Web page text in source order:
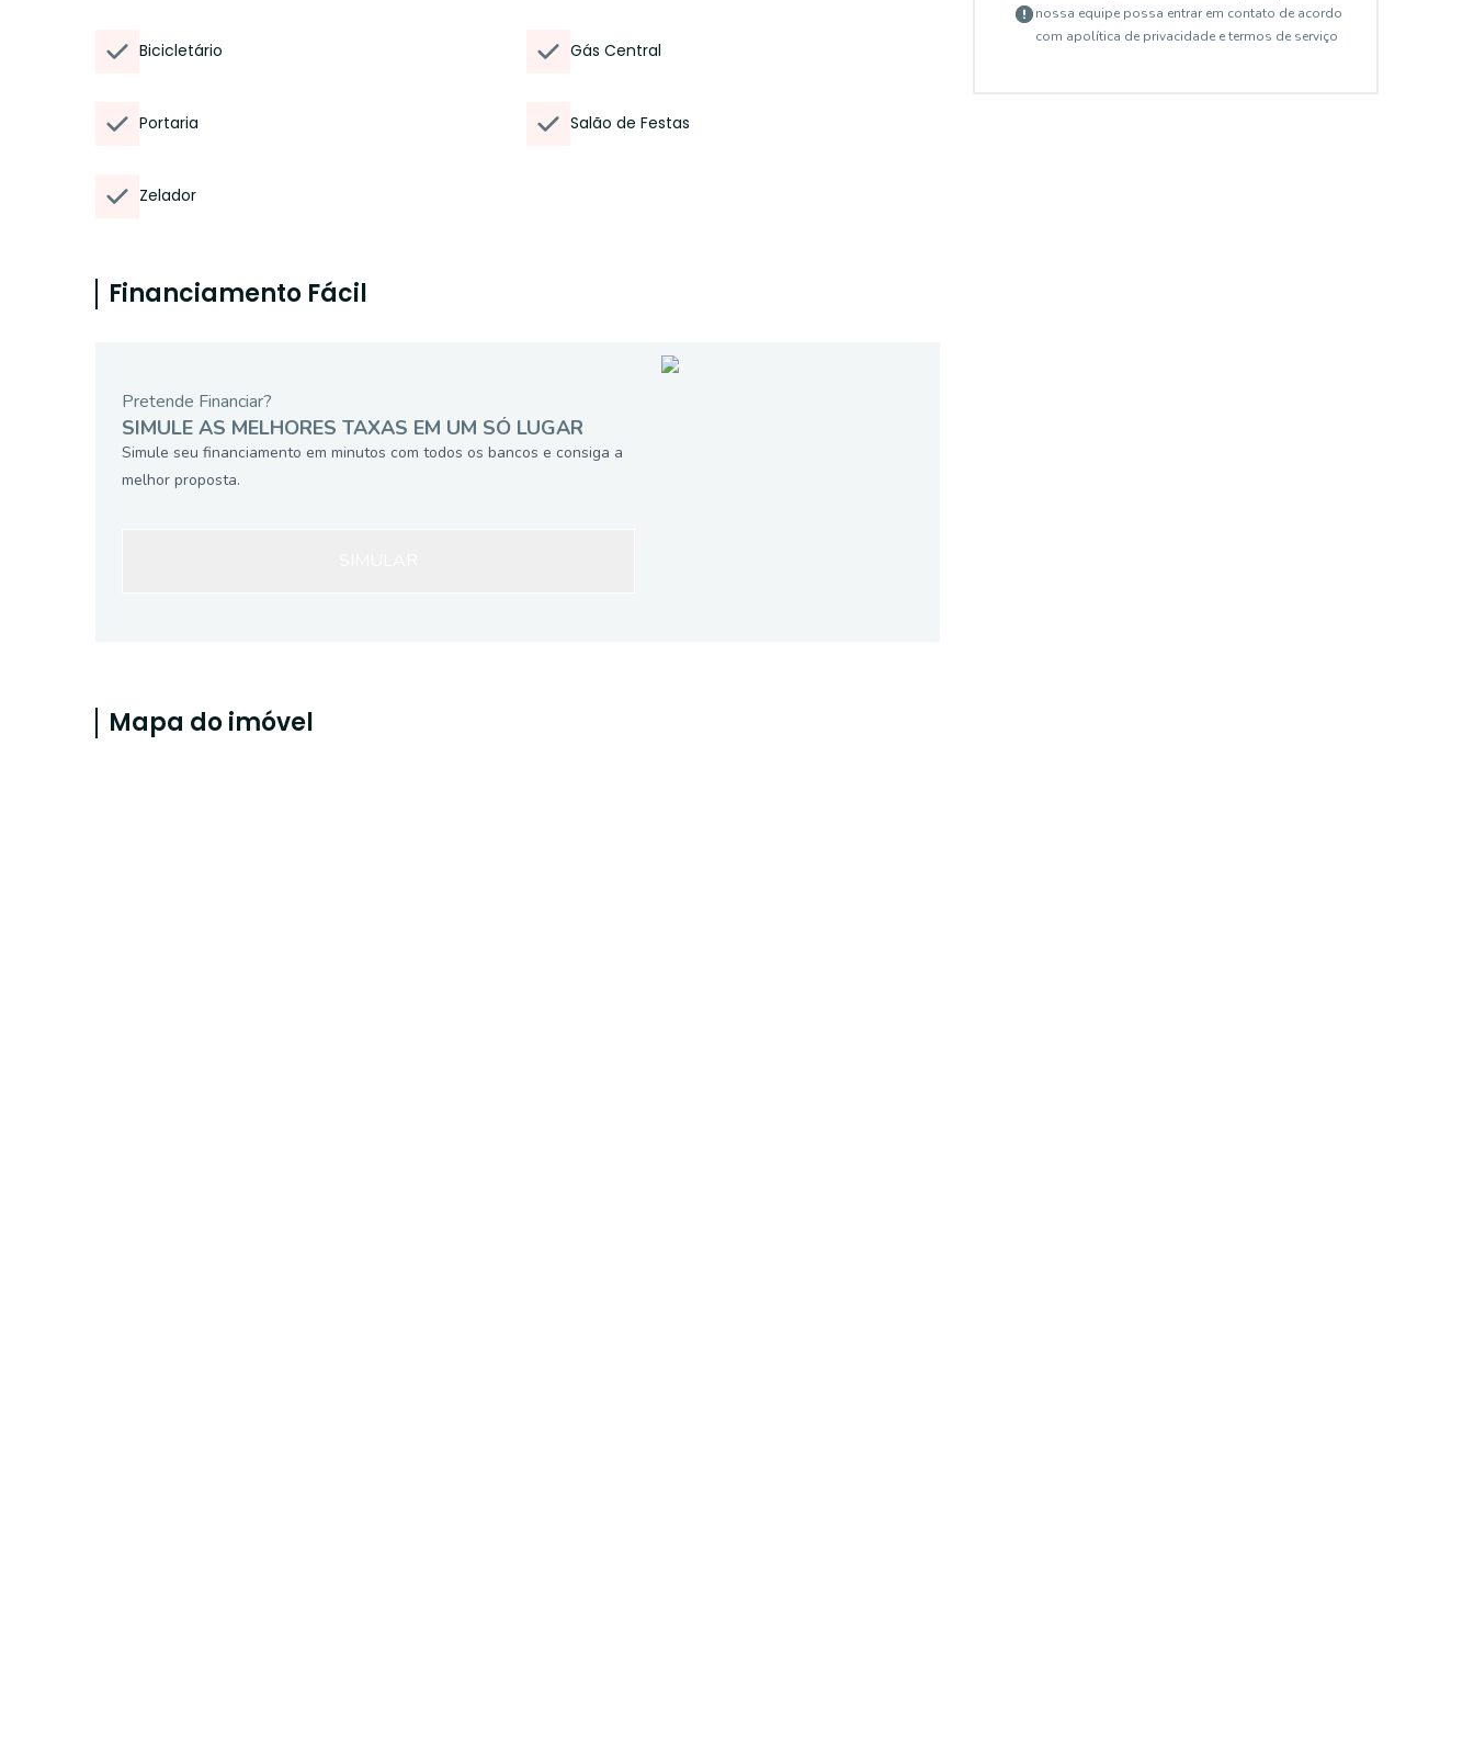
Bicicletário Gás Central
Portaria Salão de Festas
Zelador
Financiamento Fácil
Pretende Financiar?
SIMULE AS MELHORES TAXAS EM UM SÓ LUGAR
Simule seu financiamento em minutos com todos os bancos e consiga a
melhor proposta.
Mapa do imóvel
nossa equipe possa entrar em contato de acordo
com apolítica de privacidade e termos de serviço